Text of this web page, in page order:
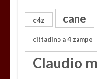
c4z cane
cittadino a 4 zampe
Claudio